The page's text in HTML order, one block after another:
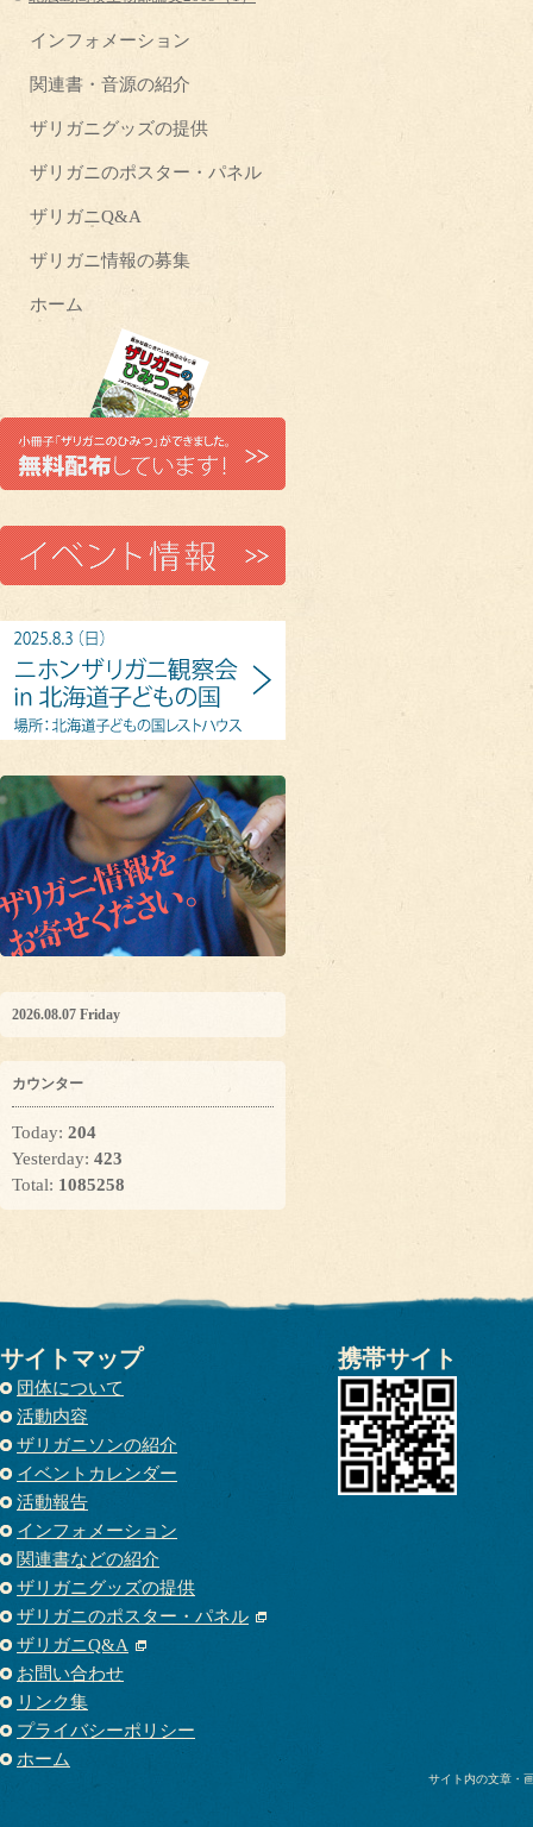
インフォメーション
関連書・音源の紹介
ザリガニグッズの提供
ザリガニのポスター・パネル
ザリガニQ&A
ザリガニ情報の募集
ホーム
2026.08.07 Friday
カウンター
Today: 204
Yesterday: 423
Total: 1085258
サイトマップ
団体について
活動内容
ザリガニソンの紹介
イベントカレンダー
活動報告
インフォメーション
関連書などの紹介
ザリガニグッズの提供
ザリガニのポスター・パネル
ザリガニQ&A
お問い合わせ
リンク集
プライバシーポリシー
ホーム
携帯サイト
サイト内の文章・